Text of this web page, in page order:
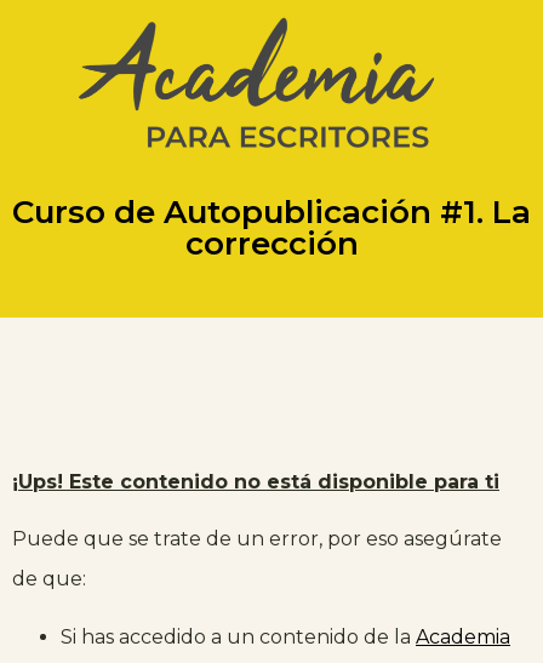
Curso de Autopublicación #1. La
corrección
¡Ups! Este contenido no está disponible para ti
Puede que se trate de un error, por eso asegúrate
de que:
Si has accedido a un contenido de la Academia